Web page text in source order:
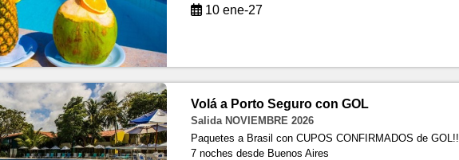
10 ene-27
Volá a Porto Seguro con GOL
Salida NOVIEMBRE 2026
Paquetes a Brasil con CUPOS CONFIRMADOS de GOL!!
7 noches desde Buenos Aires